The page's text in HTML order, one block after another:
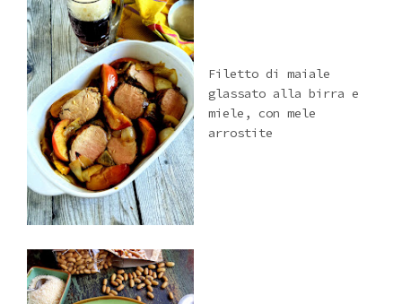
Filetto di maiale
glassato alla birra e
miele, con mele
arrostite